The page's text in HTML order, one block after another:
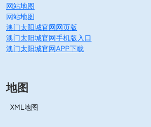
网站地图
网站地图
澳门太阳城官网网页版
澳门太阳城官网手机版入口
澳门太阳城官网APP下载
地图
XML地图